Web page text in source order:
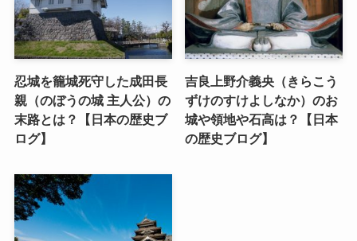
忍城を籠城死守した成田長
親（のぼうの城 主人公）の
末路とは？【日本の歴史ブ
ログ】
吉良上野介義央（きらこう
ずけのすけよしなか）のお
城や領地や石高は？【日本
の歴史ブログ】